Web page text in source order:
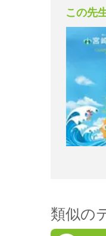
この先
類似の